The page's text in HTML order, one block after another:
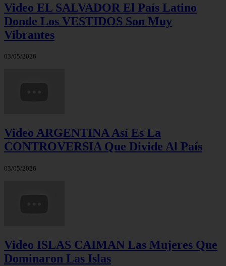
Video EL SALVADOR El País Latino
Donde Los VESTIDOS Son Muy
Vibrantes
03/05/2026
Video ARGENTINA Así Es La
CONTROVERSIA Que Divide Al País
03/05/2026
Video ISLAS CAIMAN Las Mujeres Que
Dominaron Las Islas